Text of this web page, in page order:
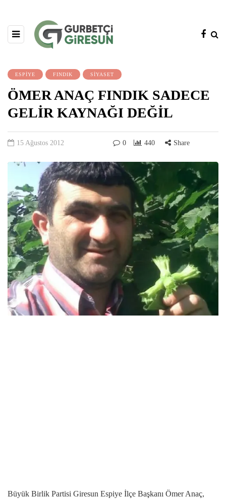
ESPİYE FINDIK SİYASET
ÖMER ANAÇ FINDIK SADECE
GELİR KAYNAĞI DEĞİL
15 Ağustos 2012 0 440 Share
Büyük Birlik Partisi Giresun Espiye İlçe Başkanı Ömer Anaç,